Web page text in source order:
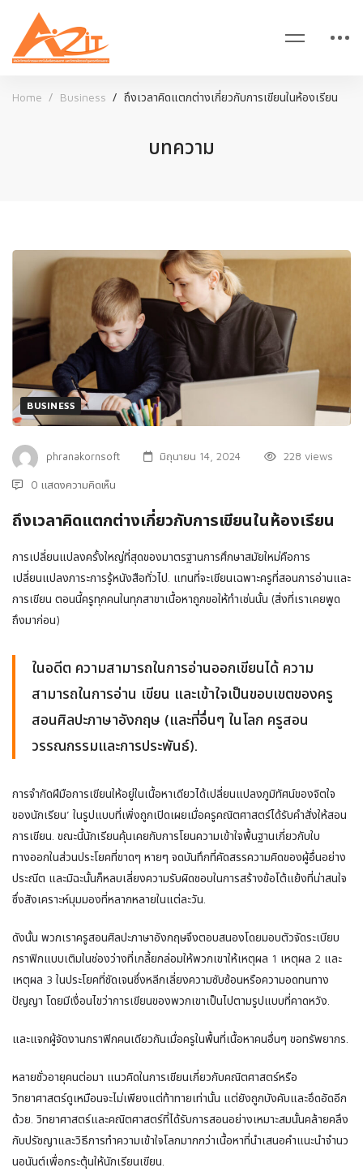
Home Business ถึงเวลาคิดแตกต่างเกี่ยวกับการเขียนในห้องเรียน
บทความ
BUSINESS
phranakornsoft มิถุนายน 14, 2024 228 views
0 แสดงความคิดเห็น
ถึงเวลาคิดแตกต่างเกี่ยวกับการเขียนในห้องเรียน
การเปลี่ยนแปลงครั้งใหญ่ที่สุดของมาตรฐานการศึกษาสมัยใหม่คือการ
เปลี่ยนแปลงภาระการรู้หนังสือทั่วไป. แทนที่จะเขียนเฉพาะครูที่สอนการอ่านและ
การเขียน ตอนนี้ครูทุกคนในทุกสาขาเนื้อหาถูกขอให้ทําเช่นนั้น (สิ่งที่เราเคยพูด
ถึงมาก่อน)
ในอดีต ความสามารถในการอ่านออกเขียนได้ ความ
สามารถในการอ่าน เขียน และเข้าใจเป็นขอบเขตของครู
สอนศิลปะภาษาอังกฤษ (และที่อื่นๆ ในโลก ครูสอน
วรรณกรรมและการประพันธ์).
การจํากัดฝีมือการเขียนให้อยู่ในเนื้อหาเดียวได้เปลี่ยนแปลงภูมิทัศน์ของจิตใจ
ของนักเรียน’ ในรูปแบบที่เพิ่งถูกเปิดเผยเมื่อครูคณิตศาสตร์ได้รับคําสั่งให้สอน
การเขียน. ขณะนี้นักเรียนคุ้นเคยกับการโยนความเข้าใจพื้นฐานเกี่ยวกับใบ
ทางออกในส่วนประโยคที่ขาดๆ หายๆ จดบันทึกที่คัดสรรความคิดของผู้อื่นอย่าง
ประณีต และมิฉะนั้นก็หลบเลี่ยงความรับผิดชอบในการสร้างข้อโต้แย้งที่น่าสนใจ
ซึ่งสังเคราะห์มุมมองที่หลากหลายในแต่ละวัน.
ดังนั้น พวกเราครูสอนศิลปะภาษาอังกฤษจึงตอบสนองโดยมอบตัวจัดระเบียบ
กราฟิกแบบเติมในช่องว่างที่เกลี้ยกล่อมให้พวกเขาให้เหตุผล 1 เหตุผล 2 และ
เหตุผล 3 ในประโยคที่ชัดเจนซึ่งหลีกเลี่ยงความซับซ้อนหรือความอดทนทาง
ปัญญา โดยมีเงื่อนไขว่าการเขียนของพวกเขาเป็นไปตามรูปแบบที่คาดหวัง.
และแจกผู้จัดงานกราฟิกคนเดียวกันเมื่อครูในพื้นที่เนื้อหาคนอื่นๆ ขอทรัพยากร.
หลายชั่วอายุคนต่อมา แนวคิดในการเขียนเกี่ยวกับคณิตศาสตร์หรือ
วิทยาศาสตร์ดูเหมือนจะไม่เพียงแต่ท้าทายเท่านั้น แต่ยังถูกบังคับและอึดอัดอีก
ด้วย. วิทยาศาสตร์และคณิตศาสตร์ที่ได้รับการสอนอย่างเหมาะสมนั้นคล้ายคลึง
กับปรัชญาและวิธีการทําความเข้าใจโลกมากกว่าเนื้อหาที่นําเสนอคําแนะนําจํานว
นอนันต์เพื่อกระตุ้นให้นักเรียนเขียน.